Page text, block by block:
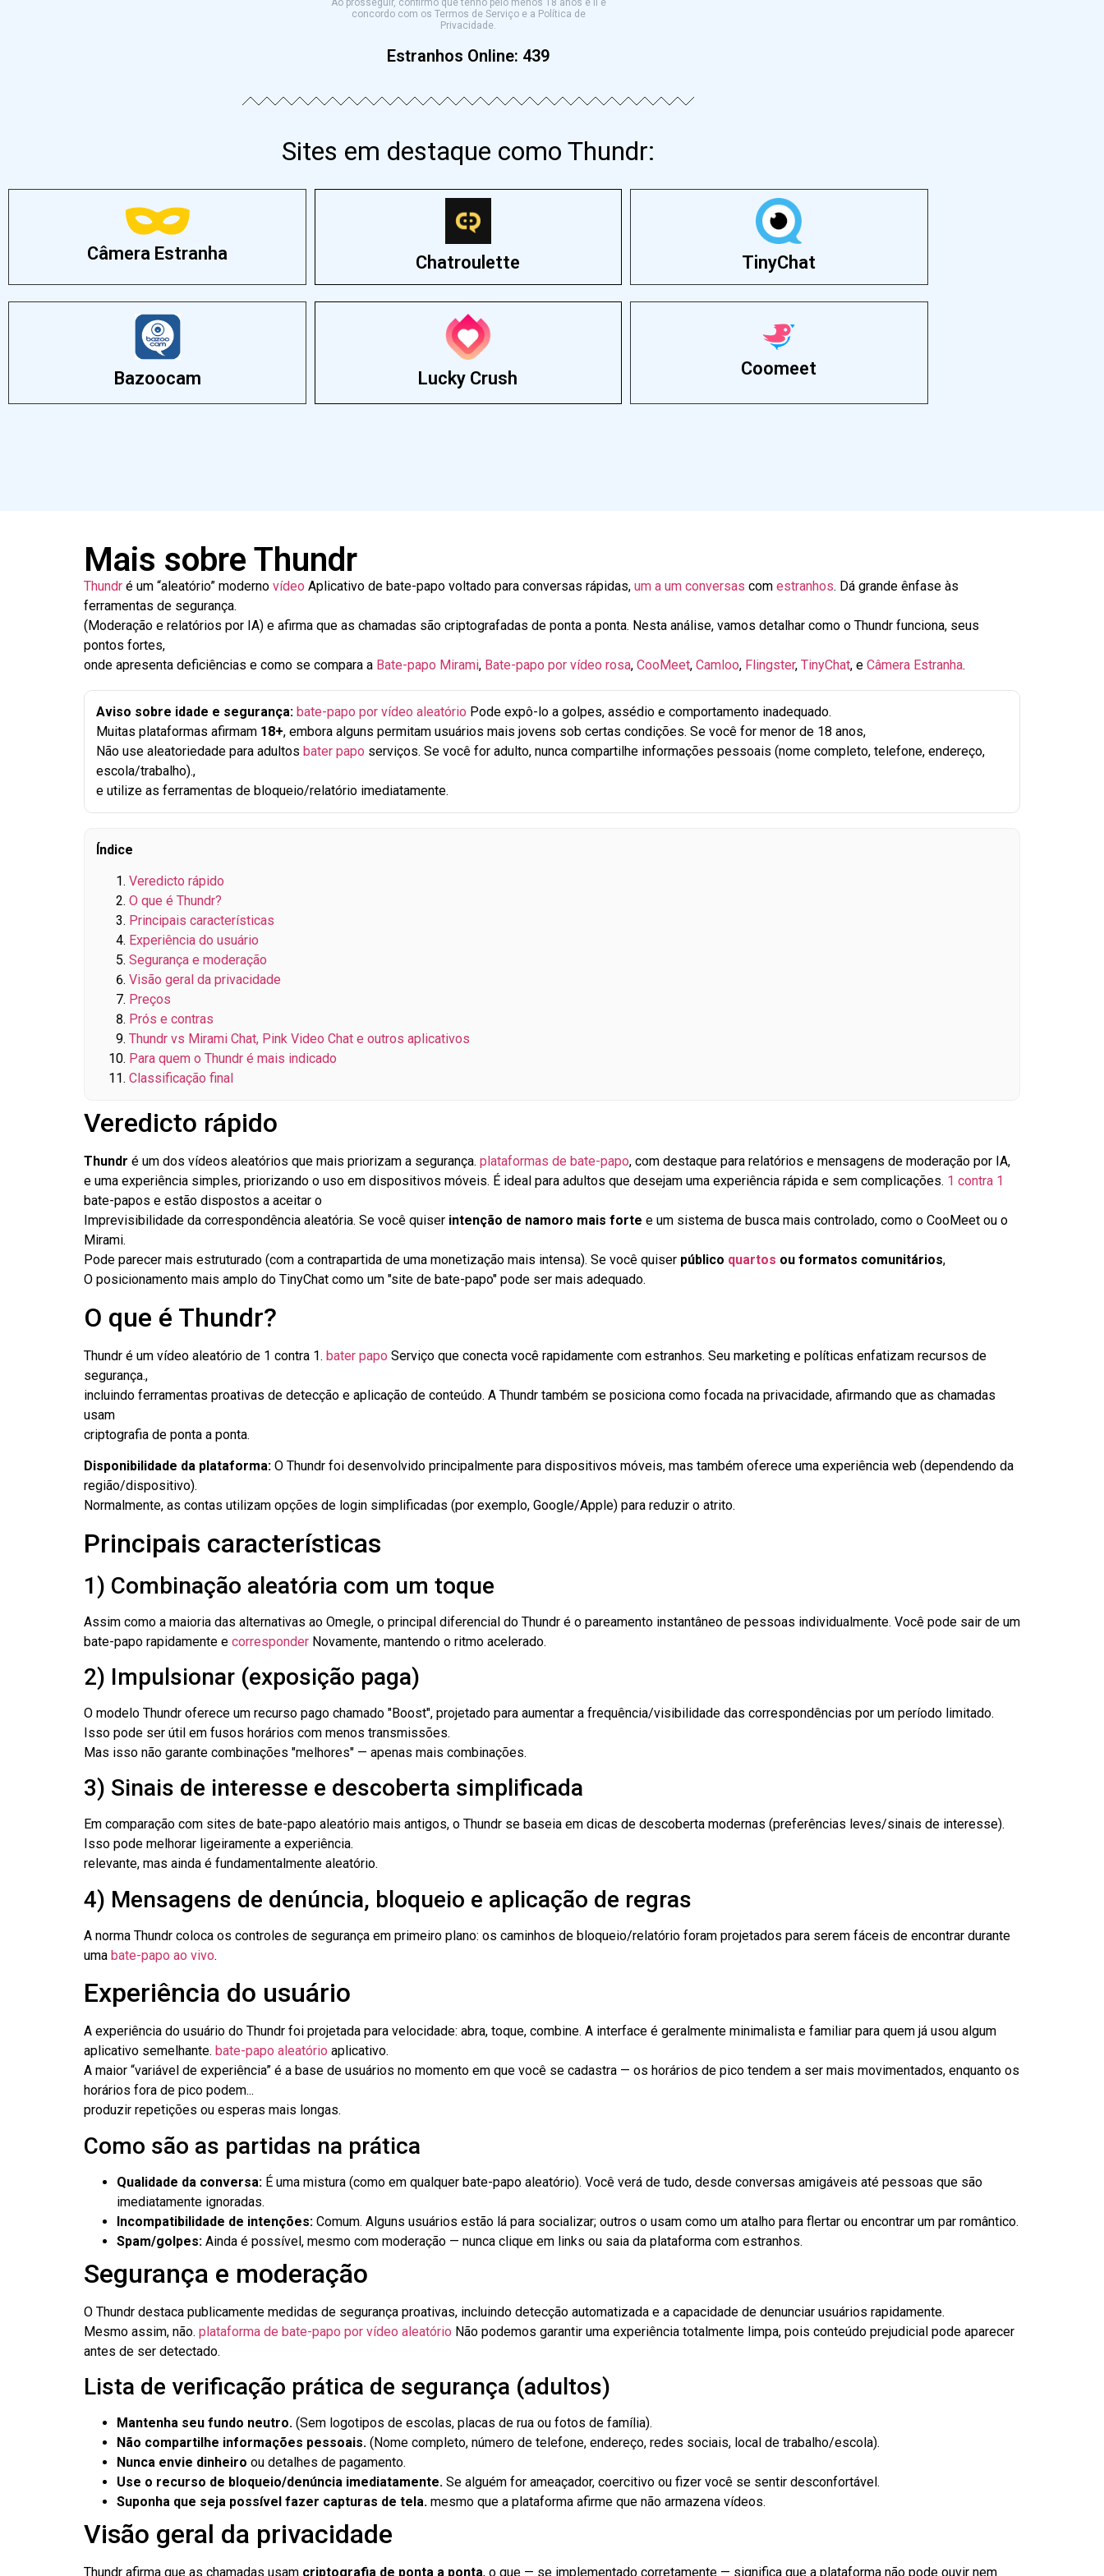
Ao prosseguir, confirmo que tenho pelo menos 18 anos e li e
concordo com os Termos de Serviço e a Política de
Privacidade.
Estranhos Online: 437
Sites em destaque como Thundr:
Câmera Estranha Chatroulette TinyChat
Bazoocam Lucky Crush Coomeet
Mais sobre Thundr
Thundr é um “aleatório” moderno vídeo Aplicativo de bate-papo voltado para conversas rápidas, um a um conversas com estranhos. Dá grande ênfase às
ferramentas de segurança.
(Moderação e relatórios por IA) e afirma que as chamadas são criptografadas de ponta a ponta. Nesta análise, vamos detalhar como o Thundr funciona, seus
pontos fortes,
onde apresenta deficiências e como se compara a Bate-papo Mirami, Bate-papo por vídeo rosa, CooMeet, Camloo, Flingster, TinyChat, e Câmera Estranha.
Aviso sobre idade e segurança: bate-papo por vídeo aleatório Pode expô-lo a golpes, assédio e comportamento inadequado.
Muitas plataformas afirmam 18+, embora alguns permitam usuários mais jovens sob certas condições. Se você for menor de 18 anos,
Não use aleatoriedade para adultos bater papo serviços. Se você for adulto, nunca compartilhe informações pessoais (nome completo, telefone, endereço,
escola/trabalho).,
e utilize as ferramentas de bloqueio/relatório imediatamente.
Índice
Veredicto rápido
O que é Thundr?
Principais características
Experiência do usuário
Segurança e moderação
Visão geral da privacidade
Preços
Prós e contras
Thundr vs Mirami Chat, Pink Video Chat e outros aplicativos
Para quem o Thundr é mais indicado
Classificação final
Veredicto rápido
Thundr é um dos vídeos aleatórios que mais priorizam a segurança. plataformas de bate-papo, com destaque para relatórios e mensagens de moderação por IA,
e uma experiência simples, priorizando o uso em dispositivos móveis. É ideal para adultos que desejam uma experiência rápida e sem complicações. 1 contra 1
bate-papos e estão dispostos a aceitar o
Imprevisibilidade da correspondência aleatória. Se você quiser intenção de namoro mais forte e um sistema de busca mais controlado, como o CooMeet ou o
Mirami.
Pode parecer mais estruturado (com a contrapartida de uma monetização mais intensa). Se você quiser público quartos ou formatos comunitários,
O posicionamento mais amplo do TinyChat como um "site de bate-papo" pode ser mais adequado.
O que é Thundr?
Thundr é um vídeo aleatório de 1 contra 1. bater papo Serviço que conecta você rapidamente com estranhos. Seu marketing e políticas enfatizam recursos de
segurança.,
incluindo ferramentas proativas de detecção e aplicação de conteúdo. A Thundr também se posiciona como focada na privacidade, afirmando que as chamadas
usam
criptografia de ponta a ponta.
Disponibilidade da plataforma: O Thundr foi desenvolvido principalmente para dispositivos móveis, mas também oferece uma experiência web (dependendo da
região/dispositivo).
Normalmente, as contas utilizam opções de login simplificadas (por exemplo, Google/Apple) para reduzir o atrito.
Principais características
1) Combinação aleatória com um toque
Assim como a maioria das alternativas ao Omegle, o principal diferencial do Thundr é o pareamento instantâneo de pessoas individualmente. Você pode sair de um
bate-papo rapidamente e corresponder Novamente, mantendo o ritmo acelerado.
2) Impulsionar (exposição paga)
O modelo Thundr oferece um recurso pago chamado "Boost", projetado para aumentar a frequência/visibilidade das correspondências por um período limitado.
Isso pode ser útil em fusos horários com menos transmissões.
Mas isso não garante combinações "melhores" — apenas mais combinações.
3) Sinais de interesse e descoberta simplificada
Em comparação com sites de bate-papo aleatório mais antigos, o Thundr se baseia em dicas de descoberta modernas (preferências leves/sinais de interesse).
Isso pode melhorar ligeiramente a experiência.
relevante, mas ainda é fundamentalmente aleatório.
4) Mensagens de denúncia, bloqueio e aplicação de regras
A norma Thundr coloca os controles de segurança em primeiro plano: os caminhos de bloqueio/relatório foram projetados para serem fáceis de encontrar durante
uma bate-papo ao vivo.
Experiência do usuário
A experiência do usuário do Thundr foi projetada para velocidade: abra, toque, combine. A interface é geralmente minimalista e familiar para quem já usou algum
aplicativo semelhante. bate-papo aleatório aplicativo.
A maior “variável de experiência” é a base de usuários no momento em que você se cadastra — os horários de pico tendem a ser mais movimentados, enquanto os
horários fora de pico podem...
produzir repetições ou esperas mais longas.
Como são as partidas na prática
Qualidade da conversa: É uma mistura (como em qualquer bate-papo aleatório). Você verá de tudo, desde conversas amigáveis até pessoas que são
imediatamente ignoradas.
Incompatibilidade de intenções: Comum. Alguns usuários estão lá para socializar; outros o usam como um atalho para flertar ou encontrar um par romântico.
Spam/golpes: Ainda é possível, mesmo com moderação — nunca clique em links ou saia da plataforma com estranhos.
Segurança e moderação
O Thundr destaca publicamente medidas de segurança proativas, incluindo detecção automatizada e a capacidade de denunciar usuários rapidamente.
Mesmo assim, não. plataforma de bate-papo por vídeo aleatório Não podemos garantir uma experiência totalmente limpa, pois conteúdo prejudicial pode aparecer
antes de ser detectado.
Lista de verificação prática de segurança (adultos)
Mantenha seu fundo neutro. (Sem logotipos de escolas, placas de rua ou fotos de família).
Não compartilhe informações pessoais. (Nome completo, número de telefone, endereço, redes sociais, local de trabalho/escola).
Nunca envie dinheiro ou detalhes de pagamento.
Use o recurso de bloqueio/denúncia imediatamente. Se alguém for ameaçador, coercitivo ou fizer você se sentir desconfortável.
Suponha que seja possível fazer capturas de tela. mesmo que a plataforma afirme que não armazena vídeos.
Visão geral da privacidade
Thundr afirma que as chamadas usam criptografia de ponta a ponta, o que — se implementado corretamente — significa que a plataforma não pode ouvir nem